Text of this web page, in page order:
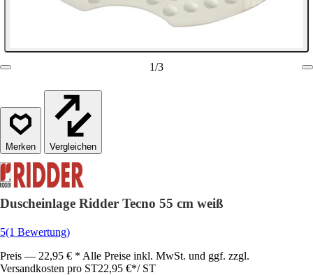
1/3
Vergleichen
Duscheinlage Ridder Tecno 55 cm weiß
5(1 Bewertung)
Preis — 22,95 € * Alle Preise inkl. MwSt. und ggf. zzgl.
Versandkosten pro ST22,95 €*/ ST